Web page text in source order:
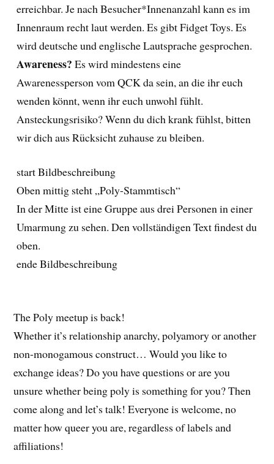
erreichbar. Je nach Besucher*Innenanzahl kann es im
Innenraum recht laut werden. Es gibt Fidget Toys. Es
wird deutsche und englische Lautsprache gesprochen.
Awareness? Es wird mindestens eine
Awarenessperson vom QCK da sein, an die ihr euch
wenden könnt, wenn ihr euch unwohl fühlt.
Ansteckungsrisiko? Wenn du dich krank fühlst, bitten
wir dich aus Rücksicht zuhause zu bleiben.
start Bildbeschreibung
Oben mittig steht „Poly-Stammtisch“
In der Mitte ist eine Gruppe aus drei Personen in einer
Umarmung zu sehen. Den vollständigen Text findest du
oben.
ende Bildbeschreibung
The Poly meetup is back!
Whether it’s relationship anarchy, polyamory or another
non-monogamous construct… Would you like to
exchange ideas? Do you have questions or are you
unsure whether being poly is something for you? Then
come along and let’s talk! Everyone is welcome, no
matter how queer you are, regardless of labels and
affiliations!